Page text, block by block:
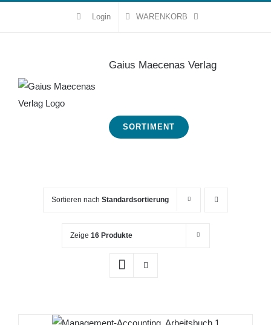
Login WARENKORB
Gaius Maecenas Verlag
SORTIMENT
Sortieren nach Standardsortierung
Zeige 16 Produkte